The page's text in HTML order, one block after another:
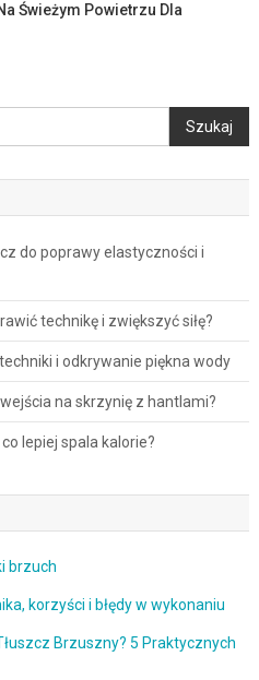
Świeżym Powietrzu Dla
Szukaj
do poprawy elastyczności i
technikę i zwiększyć siłę?
i odkrywanie piękna wody
na skrzynię z hantlami?
lepiej spala kalorie?
brzuch
korzyści i błędy w wykonaniu
Brzuszny? 5 Praktycznych